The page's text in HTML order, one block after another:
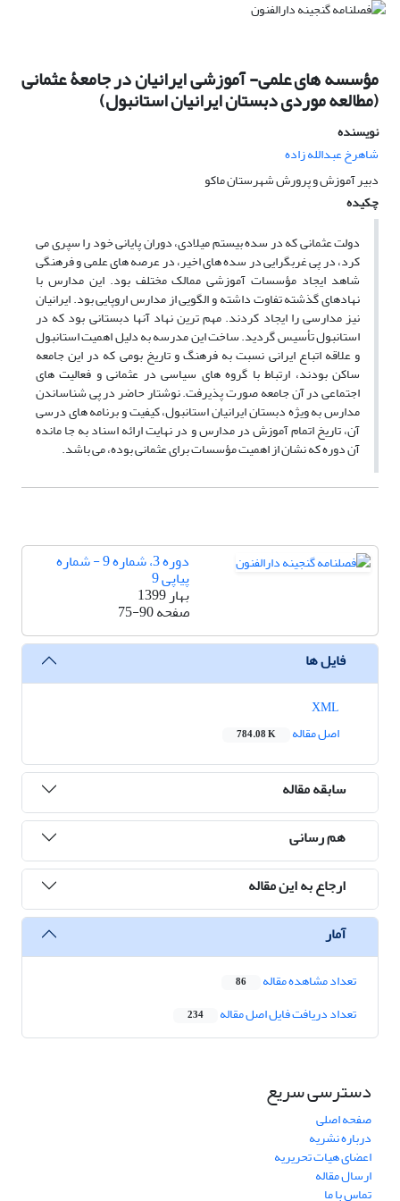
مؤسسه های علمی- آموزشی ایرانیان در جامعۀ عثمانی
(مطالعه موردی دبستان ایرانیان استانبول)
نویسنده
شاهرخ عبدالله زاده
دبیر آموزش و پرورش شهرستان ماکو
چکیده
دولت عثمانی که در سده بیستم میلادی، دوران پایانی خود را سپری می
کرد، در پی غربگرایی در سده های اخیر، در عرصه های علمی و فرهنگی
شاهد ایجاد مؤسسات آموزشی ممالک مختلف بود. این مدارس با
نهادهای گذشته تفاوت داشته و الگویی از مدارس اروپایی بود. ایرانیان
نیز مدارسی را ایجاد کردند. مهم ترین نهاد آنها دبستانی بود که در
استانبول تأسیس گردید. ساخت این مدرسه به دلیل اهمیت استانبول
و علاقه اتباع ایرانی نسبت به فرهنگ و تاریخ بومی که در این جامعه
ساکن بودند، ارتباط با گروه های سیاسی در عثمانی و فعالیت های
اجتماعی در آن جامعه صورت پذیرفت. نوشتار حاضر در پی شناساندن
مدارس به ویژه دبستان ایرانیان استانبول، کیفیت و برنامه های درسی
آن، تاریخ اتمام آموزش در مدارس و در نهایت ارائه اسناد به جا مانده
آن دوره که نشان از اهمیت مؤسسات برای عثمانی بوده، می باشد.
دوره 3، شماره 9 - شماره
پیاپی 9
بهار 1399
صفحه75-90
فایل ها
اصل مقاله
784.08 K
سابقه مقاله
هم رسانی
ارجاع به این مقاله
آمار
تعداد مشاهده مقاله 86
تعداد دریافت فایل اصل مقاله 234
دسترسی سریع
صفحه اصلی
درباره نشریه
اعضای هیات تحریریه
ارسال مقاله
تماس با ما